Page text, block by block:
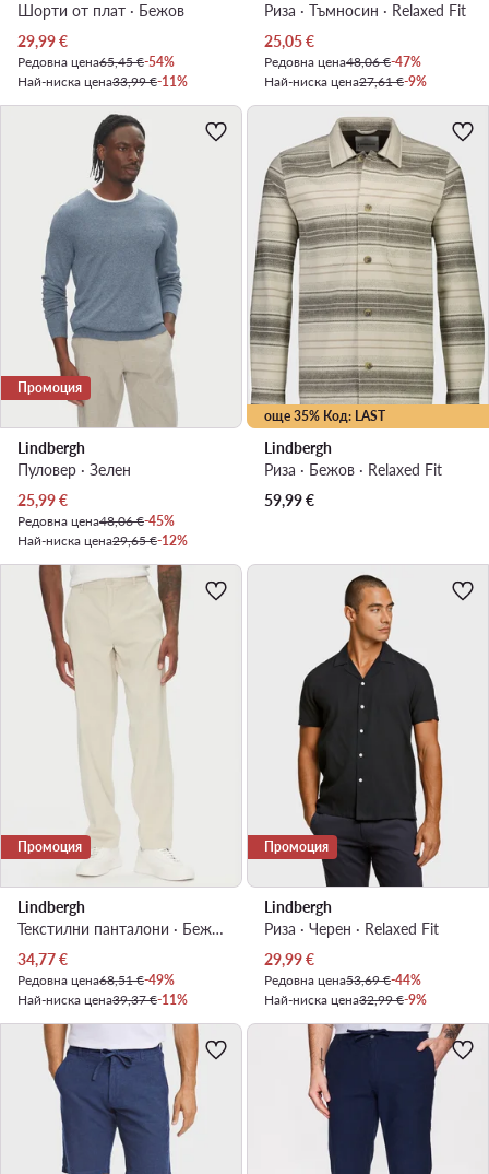
Шорти от плат · Бежов
Актуална цена
29,99€
Редовна цена65,45 €-54%
Най-ниска цена33,99 €-11%
Риза · Тъмносин · Relaxed Fit
Актуална цена
25,05€
Редовна цена48,06 €-47%
Най-ниска цена27,61 €-9%
Промоция
Lindbergh
Пуловер · Зелен
Актуална цена
25,99€
Редовна цена48,06 €-45%
Най-ниска цена29,65 €-12%
още 35% Код: LAST
Lindbergh
Риза · Бежов · Relaxed Fit
59,99€
Промоция
Lindbergh
Текстилни панталони · Бежов · Relaxed Fit
Актуална цена
34,77€
Редовна цена68,51 €-49%
Най-ниска цена39,37 €-11%
Промоция
Lindbergh
Риза · Черен · Relaxed Fit
Актуална цена
29,99€
Редовна цена53,69 €-44%
Най-ниска цена32,99 €-9%